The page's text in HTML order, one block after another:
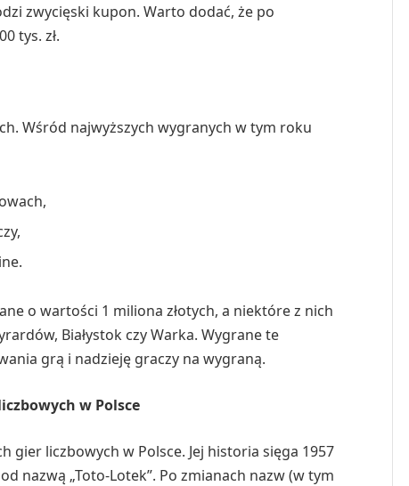
zwycięski kupon. Warto dodać, że po
tys. zł.
Wśród najwyższych wygranych w tym roku
o wartości 1 miliona złotych, a niektóre z nich
Białystok czy Warka. Wygrane te
grą i nadzieję graczy na wygraną.
w Polsce
liczbowych w Polsce. Jej historia sięga 1957
nazwą „Toto-Lotek”. Po zmianach nazw (w tym